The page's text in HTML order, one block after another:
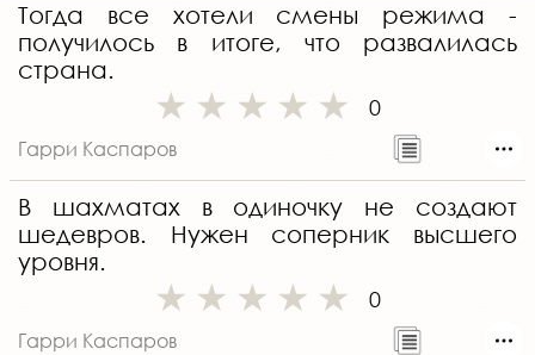
Тогда все хотели смены режима -
получилось в итоге, что развалилась
страна.
0
Гарри Каспаров
В шахматах в одиночку не создают
шедевров. Нужен соперник высшего
уровня.
0
Гарри Каспаров